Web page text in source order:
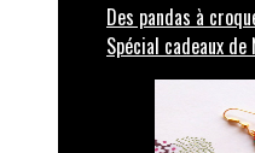
Des pandas à
Spécial cadeaux